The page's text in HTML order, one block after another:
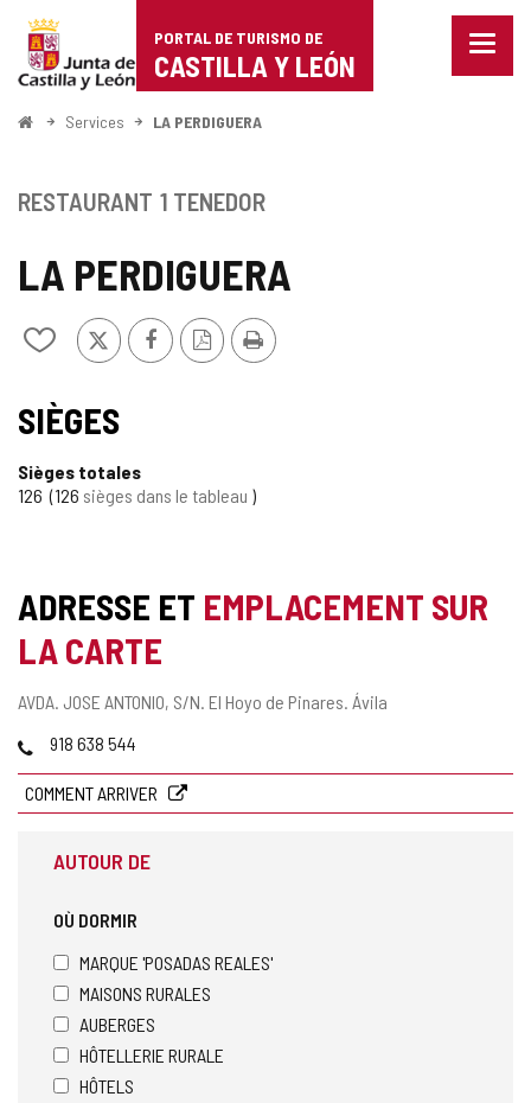
Portal
de
Turismo
Castilla
León
PORTAL DE TURISMO DE
CASTILLA Y LEÓN
Menu
<
Services LA PERDIGUERA
LA PERDIGUERA
Ajouter/retirer
de
cahiers
X FacebookVersion
PDF
Imprimer
RESTAURANT 1 TENEDOR
SIÈGES
Sièges totales
126
126 sièges dans le tableau
ADRESSE ET EMPLACEMENT SUR
LA CARTE
Adresse
AVDA. JOSE ANTONIO, S/N. El Hoyo de Pinares. Ávila
Téléphones
918 638 544
COMMENT ARRIVER
AUTOUR DE
OÙ DORMIR
MARQUE 'POSADAS REALES'
MAISONS RURALES
AUBERGES
HÔTELLERIE RURALE
HÔTELS